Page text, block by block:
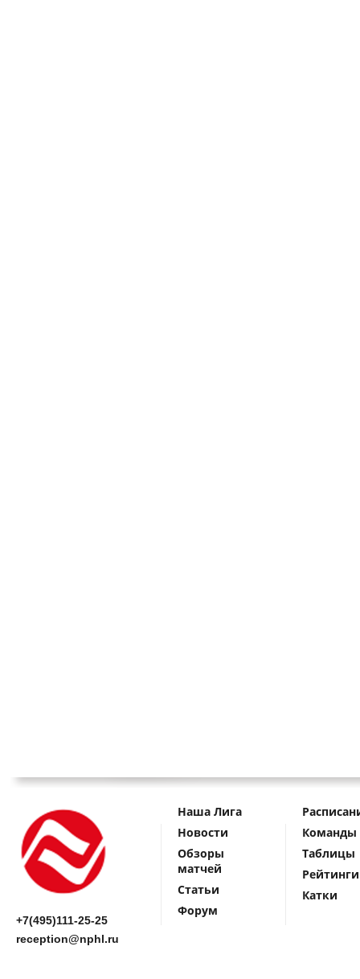
+7(495)111-25-25
reception@nphl.ru
Наша Лига
Новости
Обзоры
матчей
Статьи
Форум
Команды
Таблицы
Рейтинги
Катки